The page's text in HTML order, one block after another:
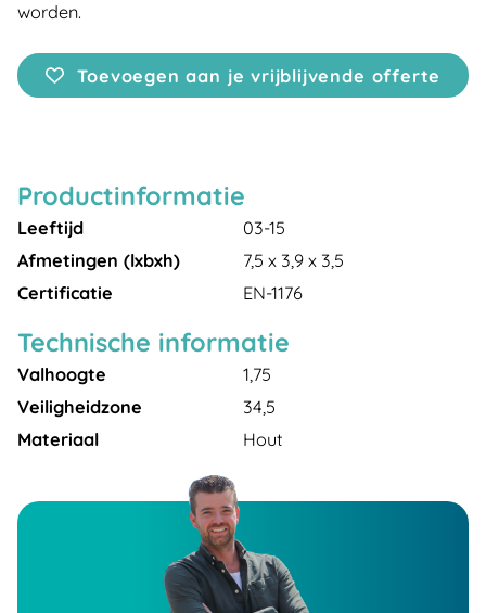
worden.
Toevoegen aan je vrijblijvende offerte
Productinformatie
Leeftijd
03-15
Afmetingen (lxbxh)
7,5 x 3,9 x 3,5
Certificatie
EN-1176
Technische informatie
Valhoogte
1,75
Veiligheidzone
34,5
Materiaal
Hout